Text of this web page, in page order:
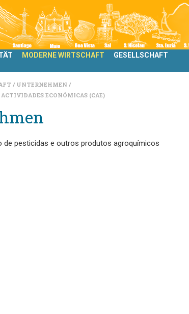
MODERNE WIRTSCHAFT
GESELLSCHAFT
UNTERNEHMEN
ECONÓMICAS (CAE)
de pesticidas e outros produtos agroquímicos